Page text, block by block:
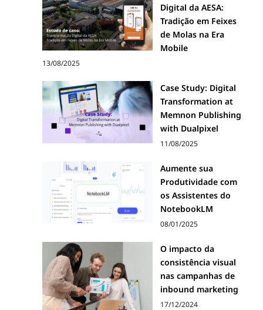
Digital da AESA:
Tradição em Feixes
de Molas na Era
Mobile
13/08/2025
Case Study: Digital
Transformation at
Memnon Publishing
with Dualpixel
11/08/2025
Aumente sua
Produtividade com
os Assistentes do
NotebookLM
08/01/2025
O impacto da
consistência visual
nas campanhas de
inbound marketing
17/12/2024